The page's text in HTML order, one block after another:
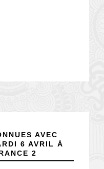
AVEC
6 AVRIL À
2